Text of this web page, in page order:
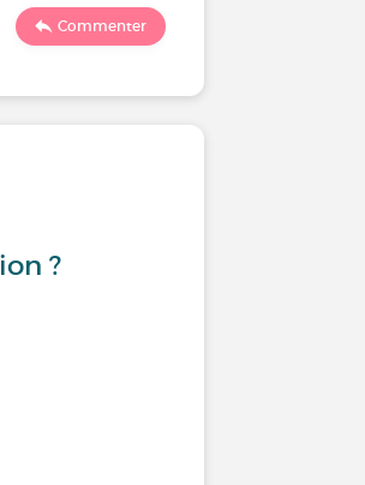
Commenter
?